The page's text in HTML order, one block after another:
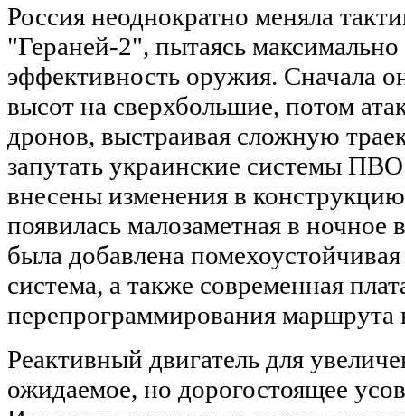
Россия неоднократно меняла
"Гераней-2", пытаясь
эффективность оружия. Сначала
высот на сверхбольшие, потом
дронов, выстраивая сложную
запутать украинские системы
внесены изменения в
появилась малозаметная в ночное
была добавлена
система, а также современная
перепрограммирования маршрута
Реактивный двигатель для
ожидаемое, но дорогостоящее